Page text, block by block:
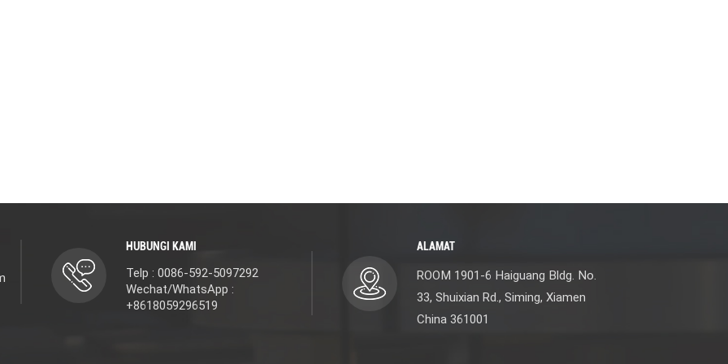
HUBUNGI KAMI
Telp : 0086-592-5097292
Wechat/WhatsApp :
+8618059296519
ALAMAT
ROOM 1901-6 Haiguang Bldg. No.
33, Shuixian Rd., Siming, Xiamen
China 361001